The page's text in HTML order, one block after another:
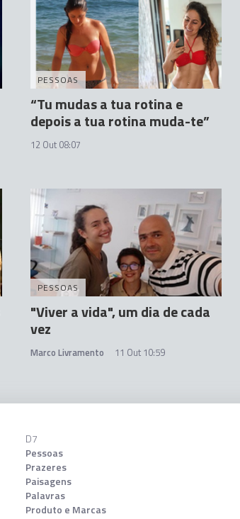
PESSOAS
“Tu mudas a tua rotina e
depois a tua rotina muda-te”
12 Out 08:07
PESSOAS
"Viver a vida", um dia de cada
vez
Marco Livramento 11 Out 10:59
D7
Pessoas
Prazeres
Paisagens
Palavras
Produto e Marcas